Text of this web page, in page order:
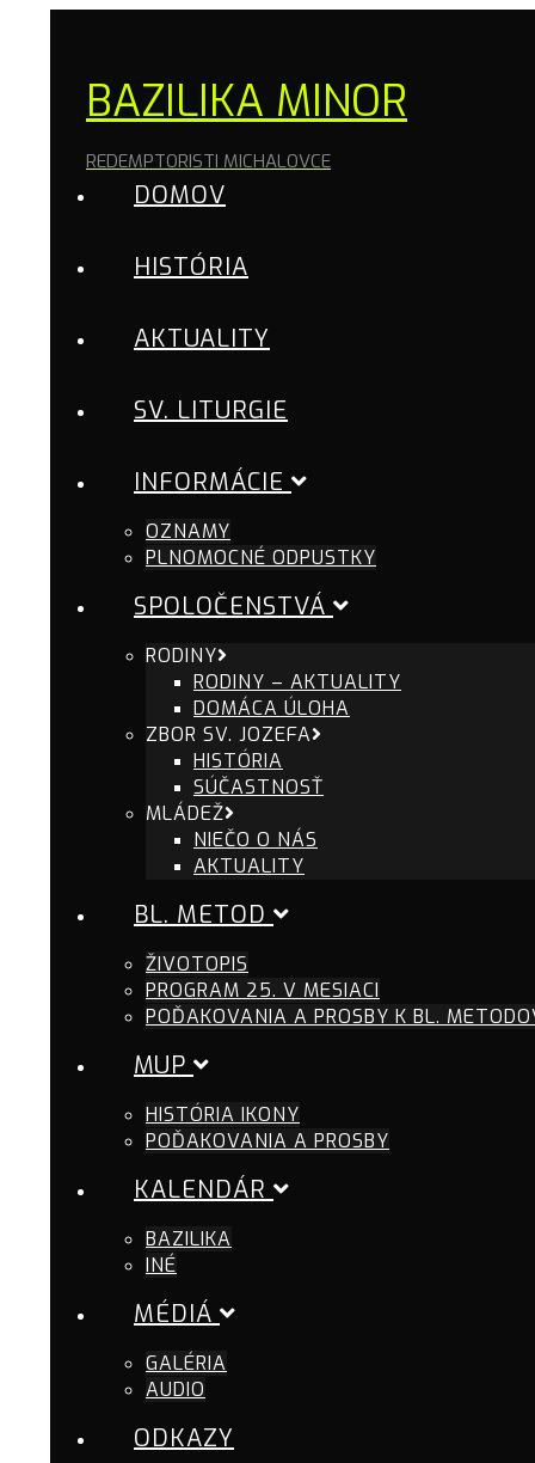
BAZILIKA MINOR
REDEMPTORISTI MICHALOVCE
DOMOV
HISTÓRIA
AKTUALITY
SV. LITURGIE
INFORMÁCIE
OZNAMY
PLNOMOCNÉ ODPUSTKY
SPOLOČENSTVÁ
RODINY
RODINY – AKTUALITY
DOMÁCA ÚLOHA
ZBOR SV. JOZEFA
HISTÓRIA
SÚČASTNOSŤ
MLÁDEŽ
NIEČO O NÁS
AKTUALITY
BL. METOD
ŽIVOTOPIS
PROGRAM 25. V MESIACI
POĎAKOVANIA A PROSBY K BL.
MUP
HISTÓRIA IKONY
POĎAKOVANIA A PROSBY
KALENDÁR
BAZILIKA
INÉ
MÉDIÁ
GALÉRIA
AUDIO
ODKAZY